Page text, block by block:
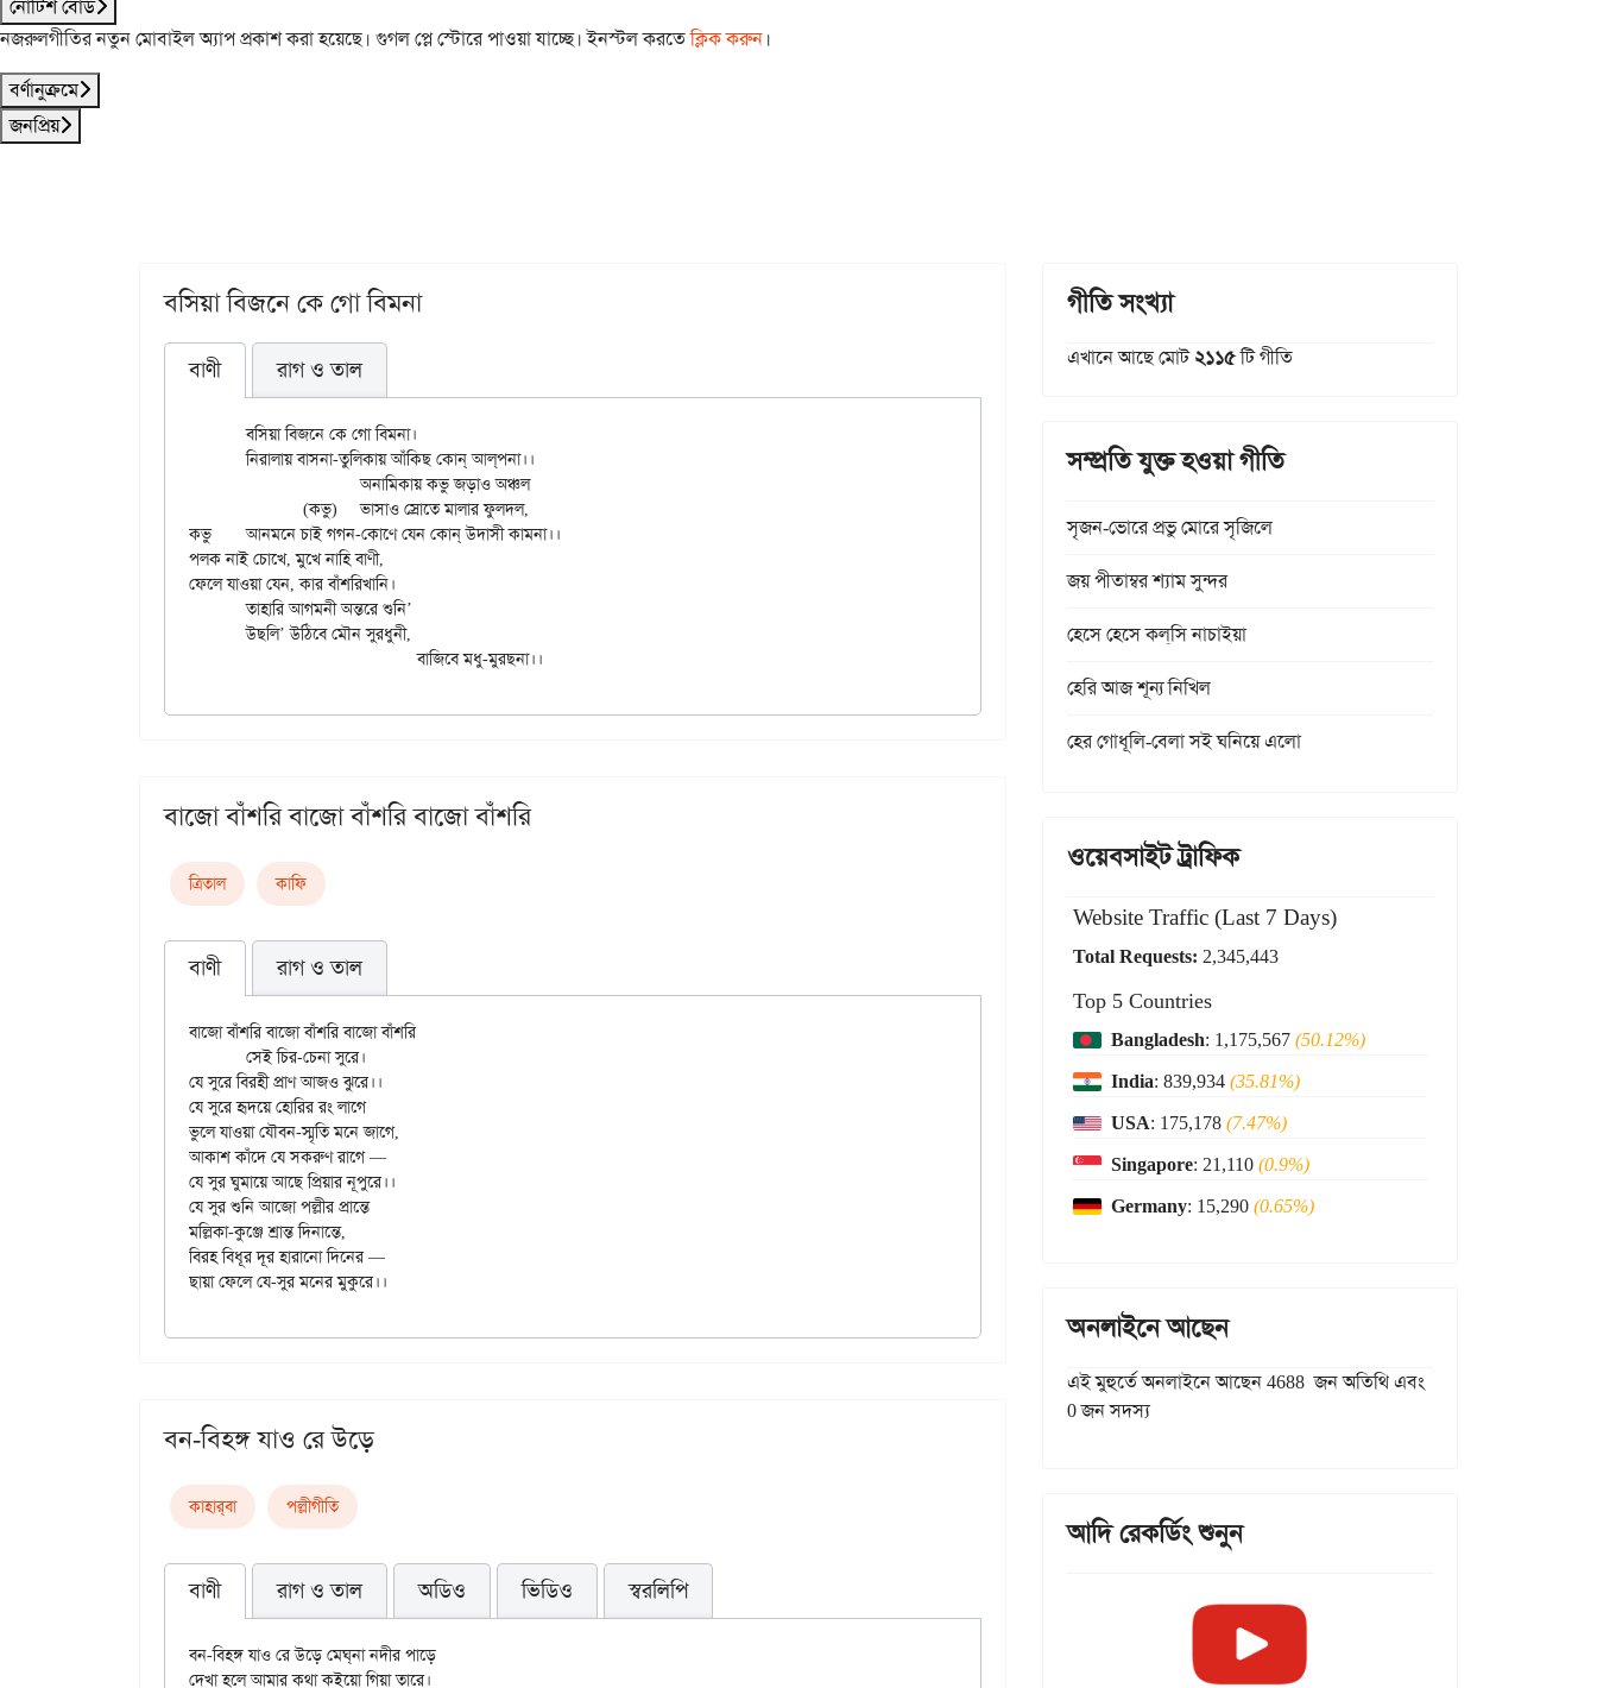
নোটিশ বোর্ড
নজরুলগীতির নতুন মোবাইল অ্যাপ প্রকাশ করা হয়েছে। গুগল প্লে স্টোরে পাওয়া যাচ্ছে। ইনস্টল করতেক্লিক করুন।
বর্ণানুক্রমে
জনপ্রিয়
বসিয়া বিজনে কে গো বিমনা
বাণী রাগ ও তাল
	বসিয়া বিজনে কে গো বিমনা।
	নিরালায় বাসনা-তুলিকায় আঁকিছ কোন্ আল্‌পনা।।
			অনামিকায় কভু জড়াও অঞ্চল
কভু	আনমনে চাই গগন-কোণে যেন কোন্ উদাসী কামনা।।
পলক নাই চোখে, মুখে নাহি বাণী,
ফেলে যাওয়া যেন, কার বাঁশরিখানি।
	তাহারি আগমনী অন্তরে শুনি’
	উছলি’ উঠিবে মৌন সুরধুনী,
বাজো বাঁশরি বাজো বাঁশরি বাজো বাঁশরি
ত্রিতাল কাফি
বাণী রাগ ও তাল
বাজো বাঁশরি বাজো বাঁশরি বাজো বাঁশরি
যে সুরে বিরহী প্রাণ আজও ঝুরে।।
যে সুরে হৃদয়ে হোরির রং লাগে
ভুলে যাওয়া যৌবন-স্মৃতি মনে জাগে,
আকাশ কাঁদে যে সকরুণ রাগে —
যে সুর ঘুমায়ে আছে প্রিয়ার নূপুরে।।
যে সুর শুনি আজো পল্লীর প্রান্তে
মল্লিকা-কুঞ্জে শ্রান্ত দিনান্তে,
বিরহ বিধূর দূর হারানো দিনের —
বন-বিহঙ্গ যাও রে উড়ে
কাহার্‌বা পল্লীগীতি
বাণী রাগ ও তাল অডিও ভিডিও স্বরলিপি
বন-বিহঙ্গ যাও রে উড়ে মেঘ্‌না নদীর পাড়ে
দেখা হলে আমার কথা কইয়ো গিয়া তারে।
গীতি সংখ্যা
এখানে আছে মোট২১১৫টি গীতি
সম্প্রতি যুক্ত হওয়া গীতি
সৃজন-ভোরে প্রভু মোরে সৃজিলে
জয় পীতাম্বর শ্যাম সুন্দর
হেসে হেসে কল্‌সি নাচাইয়া
হেরি আজ শূন্য নিখিল
হের গোধূলি-বেলা সই ঘনিয়ে এলো
ওয়েবসাইট ট্রাফিক
Website Traffic (Last 7 Days)
Total Requests: 2,345,443
Top 5 Countries
Bangladesh: 1,175,567(50.12%)
India: 839,934(35.81%)
USA: 175,178(7.47%)
Singapore: 21,110(0.9%)
Germany: 15,290(0.65%)
অনলাইনে আছেন
এই মুহুর্তে অনলাইনে আছেন 4688 জন অতিথি এবং
0 জন সদস্য
আদি রেকর্ডিং শুনুন